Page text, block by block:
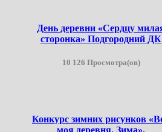
День деревни «Сердцу
сторонка» Подгородний ДК
10 126 Просмотра(ов)
Конкурс зимних рисунков
моя деревня. Зима».